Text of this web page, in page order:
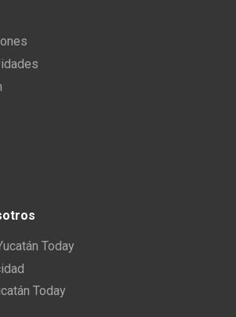
Today
Today